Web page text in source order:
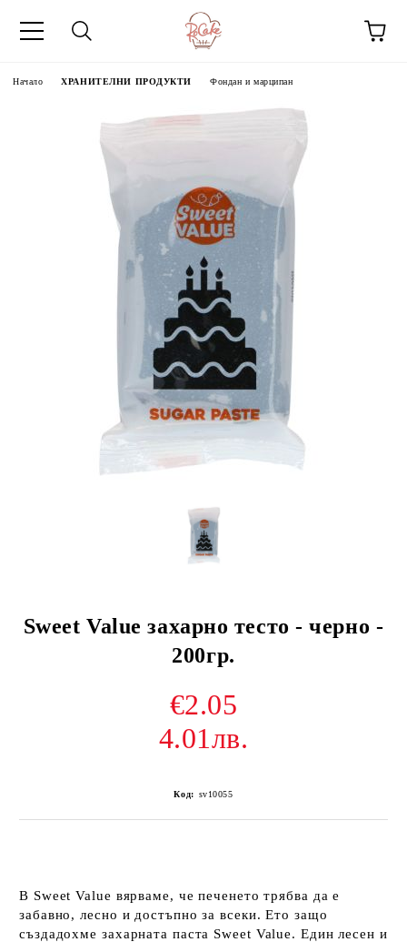
Начало ХРАНИТЕЛНИ ПРОДУКТИ Фондан и марципан
Sweet Value захарно тесто - черно -
200гр.
€2.05
4.01лв.
Код: sv10055
В Sweet Value вярваме, че печенето трябва да е
забавно, лесно и достъпно за всеки. Ето защо
създадохме захарната паста Sweet Value. Един лесен и